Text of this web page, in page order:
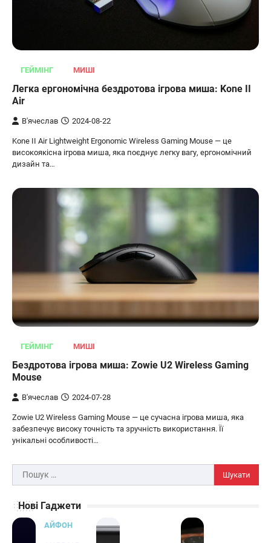
ГЕЙМІНГ МИШІ
Легка ергономічна бездротова ігрова миша: Kone II
Air
В'ячеслав 2024-08-22
Kone II Air Lightweight Ergonomic Wireless Gaming Mouse — це
високоякісна ігрова миша, яка поєднує легку вагу, ергономічний
дизайн та…
ГЕЙМІНГ МИШІ
Бездротова ігрова миша: Zowie U2 Wireless Gaming
Mouse
В'ячеслав 2024-07-28
Zowie U2 Wireless Gaming Mouse — це сучасна ігрова миша, яка
забезпечує високу точність та зручність використання. Її
унікальні особливості…
Пошук:
Нові Гаджети
АЙФОН
3
ОСВІТЛЕННЯ РОЗУМНИЙ ДІМ
Розумні сонячні прожектори AiDot
AiDot Linkind — це розумні сонячні
освітлення вашого подвір'я, саду або…
Joyroom JR-TCW02 — це універсальний
дорожній адаптер потужністю 65 Вт,
розроблений для заряджання ваших